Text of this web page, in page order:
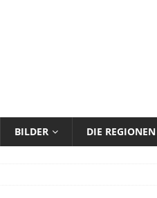
BILDER DIE REGIONEN